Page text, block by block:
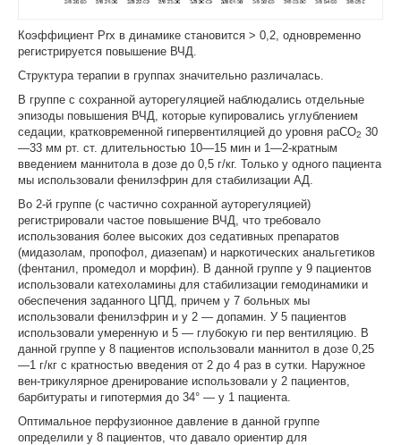
Коэффициент Prx в динамике становится > 0,2, одновре­менно
регистрируется повышение ВЧД.
Структура терапии в группах значительно различалась.
В группе с сохранной ауторегуляцией наблюдались отдельные
эпизоды повышения ВЧД, которые купировались углублением
седации, кратковременной гипервентиляцией до уровня раСО2 30
—33 мм рт. ст. длительностью 10—15 мин и 1—2-кратным
введением маннитола в дозе до 0,5 г/кг. Только у одного пациента
мы использовали фенилэфрин для стабилизации АД.
Во 2-й группе (с частично сохранной ауторегуляцией)
регистрировали частое повышение ВЧД, что требовало
использования более высоких доз седативных препаратов
(мидазолам, пропофол, диазепам) и наркотических анальгетиков
(фентанил, промедол и морфин). В данной группе у 9 пациентов
использовали катехоламины для стабилизации гемодинамики и
обеспечения заданного ЦПД, причем у 7 больных мы
использовали фенилэфрин и у 2 — допамин. У 5 пациентов
использовали умеренную и 5 — глубокую ги пер вентиляцию. В
данной группе у 8 пациентов использовали маннитол в дозе 0,25
—1 г/кг с кратностью введения от 2 до 4 раз в сутки. Наружное
вен-трикулярное дренирование использовали у 2 пациентов,
барбитураты и гипотермия до 34° — у 1 пациента.
Оптимальное перфузионное давление в данной группе
определили у 8 пациентов, что давало ориентир для